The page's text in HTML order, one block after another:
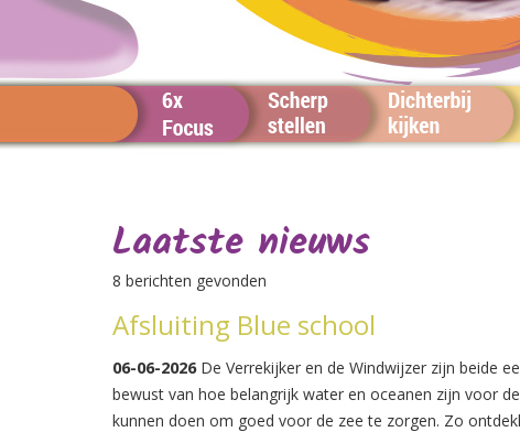
Laatste nieuws
8 berichten gevonden
Afsluiting Blue school
06-06-2026De Verrekijker en de Windwijzer zijn beide
bewust van hoe belangrijk water en oceanen zijn voor
kunnen doen om goed voor de zee te zorgen. Zo